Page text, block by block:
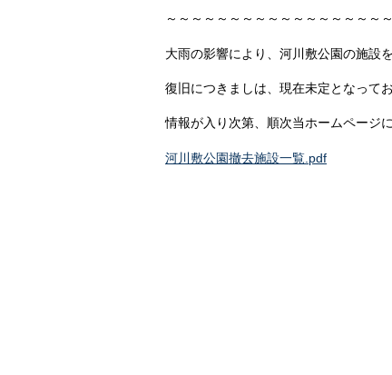
～～～～～～～～～～～～～～～～～
大雨の影響により、河川敷公園の施設
復旧につきましは、現在未定となってお
情報が入り次第、順次当ホームページ
河川敷公園撤去施設一覧.pdf